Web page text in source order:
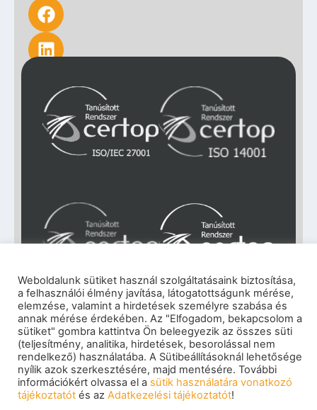
Impresszum|Adatkezelési tájékoztató|
Cookie szabályzat|Visszaélés-bejelentés|
Szerzői jogok
© 2026 eNET Magyaroszág Kft. – Minden jog
fenntartva
Weboldalunk sütiket használ szolgáltatásaink biztosítása,
a felhasználói élmény javítása, látogatottságunk mérése,
elemzése, valamint a hirdetések személyre szabása és
annak mérése érdekében. Az "Elfogadom, bekapcsolom a
sütiket" gombra kattintva Ön beleegyezik az összes süti
(teljesítmény, analitika, hirdetések, besorolással nem
rendelkező) használatába. A Sütibeállításoknál lehetősége
nyílik azok szerkesztésére, majd mentésére. További
információkért olvassa el a sütik használatára vonatkozó
tájékoztatót és az Adatkezelési tájékoztatót!